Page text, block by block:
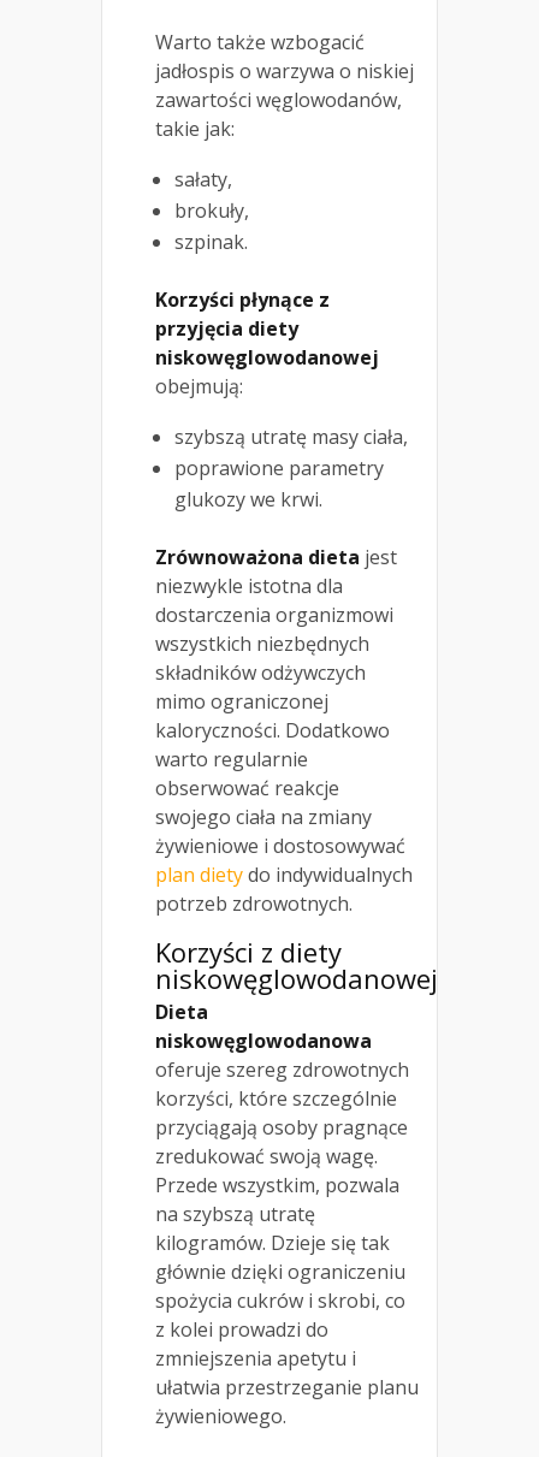
Warto także wzbogacić
jadłospis o warzywa o niskiej
zawartości węglowodanów,
takie jak:
sałaty,
brokuły,
szpinak.
Korzyści płynące z
przyjęcia diety
niskowęglowodanowej
obejmują:
szybszą utratę masy ciała,
poprawione parametry
glukozy we krwi.
Zrównoważona dieta jest
niezwykle istotna dla
dostarczenia organizmowi
wszystkich niezbędnych
składników odżywczych
mimo ograniczonej
kaloryczności. Dodatkowo
warto regularnie
obserwować reakcje
swojego ciała na zmiany
żywieniowe i dostosowywać
plan dietydo indywidualnych
potrzeb zdrowotnych.
Korzyści z diety
niskowęglowodanowej
Dieta
niskowęglowodanowa
oferuje szereg zdrowotnych
korzyści, które szczególnie
przyciągają osoby pragnące
zredukować swoją wagę.
Przede wszystkim, pozwala
na szybszą utratę
kilogramów. Dzieje się tak
głównie dzięki ograniczeniu
spożycia cukrów i skrobi, co
z kolei prowadzi do
zmniejszenia apetytu i
ułatwia przestrzeganie planu
żywieniowego.